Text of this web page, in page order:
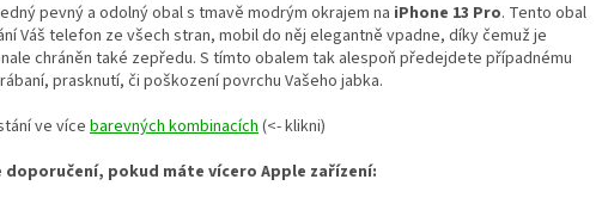
pevný a odolný obal s tmavě modrým okrajem na iPhone 13 Pro. Tento obal
Váš telefon ze všech stran, mobil do něj elegantně vpadne, díky čemuž je
chráněn také zepředu. S tímto obalem tak alespoň předejdete případnému
prasknutí, či poškozenípovrchu Vašeho jabka.
ve vícebarevných kombinacích(<- klikni)
doporučení, pokud máte vícero Apple zařízení: